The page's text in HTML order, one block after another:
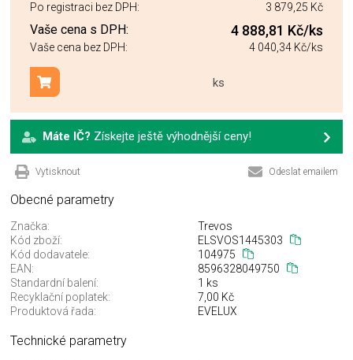
Po registraci bez DPH:
3 879,25 Kč
Vaše cena s DPH: 4 888,81 Kč/ks
Vaše cena bez DPH: 4 040,34 Kč/ks
ks
Přidat do košíku
Máte IČ? Získejte ještě výhodnější ceny!
Vytisknout Odeslat emailem
Obecné parametry
Značka:
Trevos
Kód zboží:
ELSVOS1445303
Kód dodavatele:
104975
EAN:
8596328049750
Standardní balení:
1 ks
Recyklační poplatek:
7,00 Kč
Produktová řada:
EVELUX
Technické parametry